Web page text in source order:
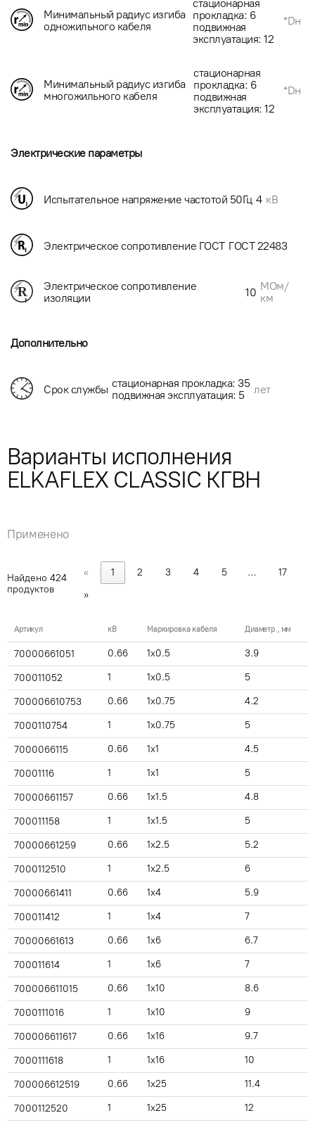
Минимальный радиус изгиба
одножильного кабеля
стационарная
прокладка: 6
подвижная
эксплуатация: 12
*Dн
Минимальный радиус изгиба
многожильного кабеля
стационарная
прокладка: 6
подвижная
эксплуатация: 12
*Dн
Электрические параметры
Испытательное напряжение частотой 50Гц 4 кВ
Электрическое сопротивление ГОСТ ГОСТ 22483
Электрическое сопротивление
изоляции
10 МОм/
км
Дополнительно
Срок службы стационарная прокладка: 35
подвижная эксплуатация: 5
лет
Варианты исполнения
ELKAFLEX CLASSIC КГВН
Применено
Найдено 424
продуктов
« 1 2 3 4 5 …
17
»
Артикул кВ Маркировка кабеля Диаметр , мм
70000661051 0.66 1x0.5 3.9
700011052 1 1x0.5 5
700006610753 0.66 1x0.75 4.2
7000110754 1 1x0.75 5
7000066115 0.66 1x1 4.5
70001116 1 1x1 5
70000661157 0.66 1x1.5 4.8
700011158 1 1x1.5 5
70000661259 0.66 1x2.5 5.2
7000112510 1 1x2.5 6
70000661411 0.66 1x4 5.9
700011412 1 1x4 7
70000661613 0.66 1x6 6.7
700011614 1 1x6 7
700006611015 0.66 1x10 8.6
7000111016 1 1x10 9
700006611617 0.66 1x16 9.7
7000111618 1 1x16 10
700006612519 0.66 1x25 11.4
7000112520 1 1x25 12